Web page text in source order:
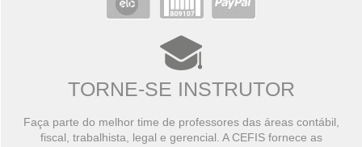
TORNE-SE INSTRUTOR
Faça parte do melhor time de professores das áreas contábil,
fiscal, trabalhista, legal e gerencial. A CEFIS fornece as